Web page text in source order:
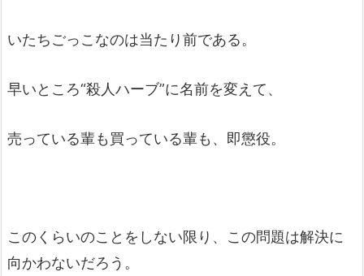
いたちごっこなのは当たり前である。
早いところ“殺人ハーブ”に名前を変えて、
売っている輩も買っている輩も、即懲役。
このくらいのことをしない限り、この問題は解決に
向かわないだろう。